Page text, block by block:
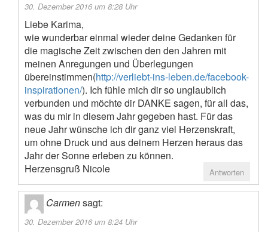
30. Dezember 2016 um 8:28 Uhr
Liebe Karima,
wie wunderbar einmal wieder deine Gedanken für
die magische Zeit zwischen den den Jahren mit
meinen Anregungen und Überlegungen
übereinstimmen(http://verliebt-ins-leben.de/facebook-
inspirationen/). Ich fühle mich dir so unglaublich
verbunden und möchte dir DANKE sagen, für all das,
was du mir in diesem Jahr gegeben hast. Für das
neue Jahr wünsche ich dir ganz viel Herzenskraft,
um ohne Druck und aus deinem Herzen heraus das
Jahr der Sonne erleben zu können.
Herzensgruß Nicole
Antworten
Carmensagt:
30. Dezember 2016 um 8:24 Uhr